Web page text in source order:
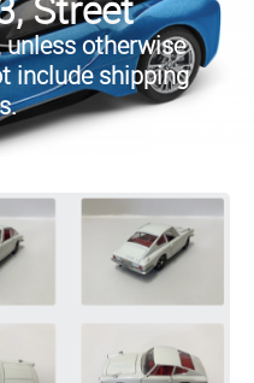
otherwise
include shipping